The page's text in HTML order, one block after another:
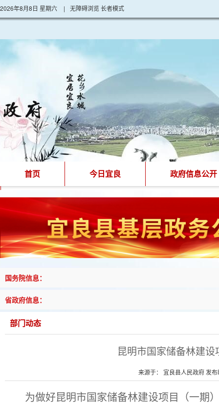
2026年8月8日 星期六 | 无障碍浏览长者模式
首页 今日宜良 政府信息公开
国务院信息：
省政府信息：
部门动态
昆明市国家储备林建
来源于： 宜良县人民政府 发
为做好昆明市国家储备林建设项目（一期